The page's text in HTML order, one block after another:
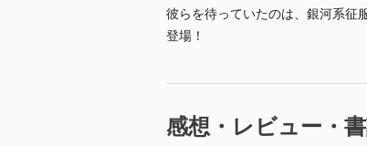
彼らを待っていたのは、銀河系
登場！
感想・レビュー・